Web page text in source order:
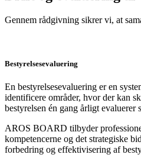
Gennem rådgivning sikrer vi, at
Bestyrelsesevaluering
En bestyrelsesevaluering er en
identificere områder, hvor der kan
bestyrelsen én gang årligt evaluerer
AROS BOARD tilbyder
kompetencerne og det strategiske
forbedring og effektivisering af